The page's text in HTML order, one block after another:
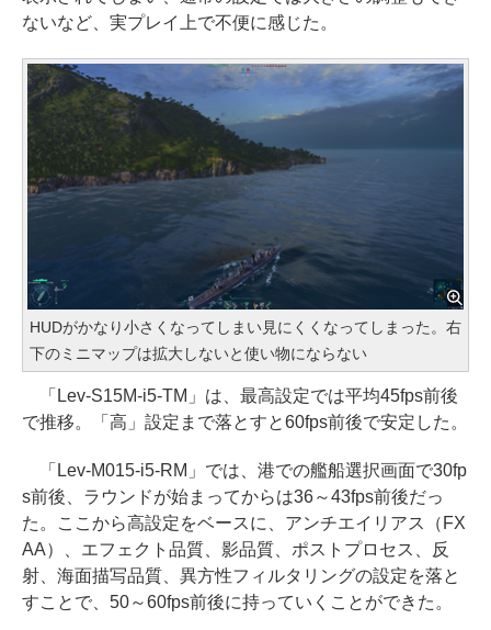
ないなど、実プレイ上で不便に感じた。
HUDがかなり小さくなってしまい見にくくなってしまった。右
下のミニマップは拡大しないと使い物にならない
「Lev-S15M-i5-TM」は、最高設定では平均45fps前後
で推移。「高」設定まで落とすと60fps前後で安定した。
「Lev-M015-i5-RM」では、港での艦船選択画面で30fp
s前後、ラウンドが始まってからは36～43fps前後だっ
た。ここから高設定をベースに、アンチエイリアス（FX
AA）、エフェクト品質、影品質、ポストプロセス、反
射、海面描写品質、異方性フィルタリングの設定を落と
すことで、50～60fps前後に持っていくことができた。